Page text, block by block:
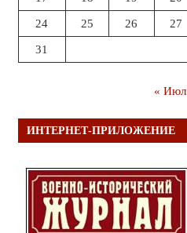
24 25 26 27
31
« Июл
ИНТЕРНЕТ-ПРИЛОЖЕНИЕ